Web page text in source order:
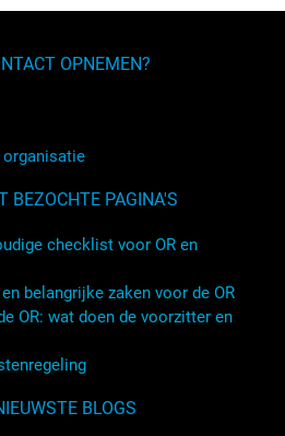
OPNEMEN?
organisatie
BEZOCHTE PAGINA'S
checklist voor OR en
belangrijke zaken voor de OR
OR: wat doen de voorzitter en
BLOGS